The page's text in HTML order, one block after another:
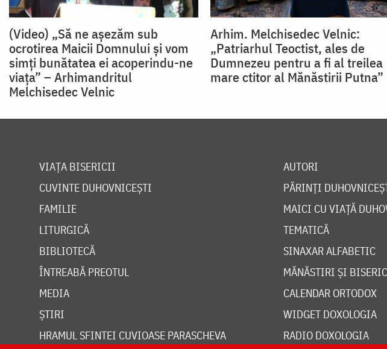
(Video) „Să ne așezăm sub
ocrotirea Maicii Domnului și vom
simți bunătatea ei acoperindu-ne
viața” – Arhimandritul
Melchisedec Velnic
Arhim. Melchisedec Velnic:
„Patriarhul Teoctist, ales de
Dumnezeu pentru a fi al treilea
mare ctitor al Mănăstirii Putna”
VIAȚA BISERICII
CUVINTE DUHOVNICEȘTI
FAMILIE
LITURGICĂ
BIBLIOTECĂ
ÎNTREABĂ PREOTUL
MEDIA
ȘTIRI
HRAMUL SFINTEI CUVIOASE PARASCHEVA
AUTORI
PĂRINȚI
MAICI CU VIAȚĂ
TEMATICĂ
SINAXAR ALFABETIC
MĂNĂSTIRI ȘI
CALENDAR ORTODOX
WIDGET DOXOLOGIA
RADIO DOXOLOGIA